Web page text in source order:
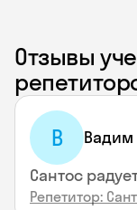
Отзывы
В Вадим
Сантос
Репетитор: